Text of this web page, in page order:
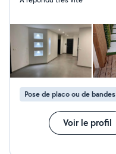
Pose de placo ou de bandes
Voir le profil